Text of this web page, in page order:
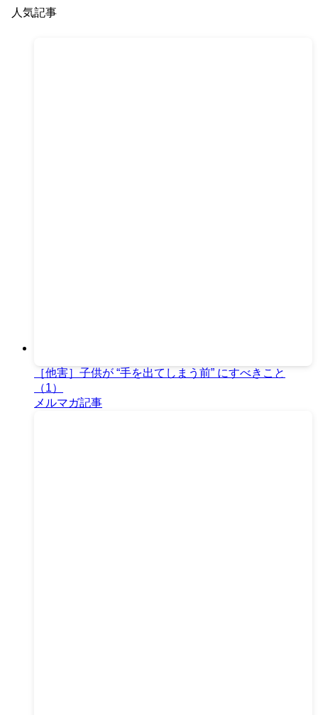
人気記事
［他害］子供が “手を出てしまう前” にすべきこと
（1）
メルマガ記事